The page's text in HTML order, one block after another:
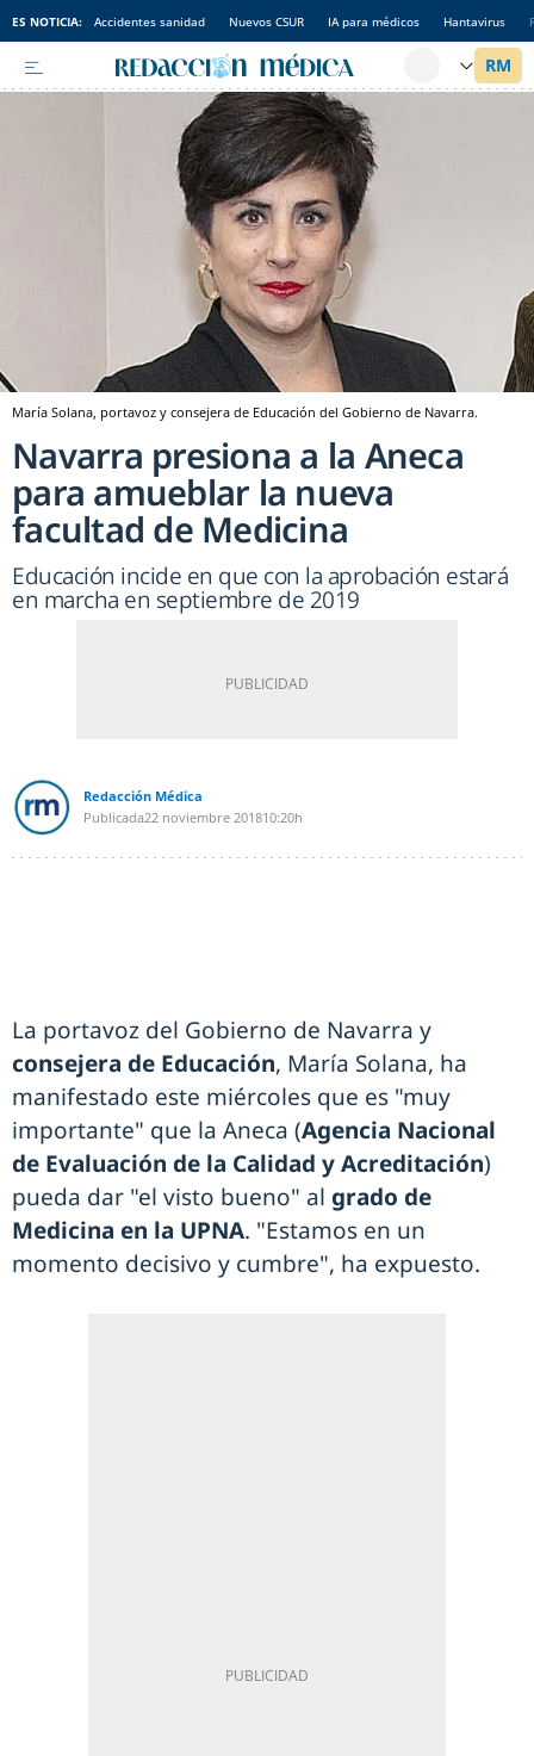
ES NOTICIA: Accidentes sanidad Nuevos CSUR IA para médicos Hantavirus
María Solana, portavoz y consejera de Educación del Gobierno de Navarra.
Navarra presiona a la Aneca
para amueblar la nueva
facultad de Medicina
Educación incide en que con la aprobación estará
en marcha en septiembre de 2019
Redacción Médica
Publicada22 noviembre 201810:20h
La portavoz del Gobierno de Navarra y
consejera de Educación, María Solana, ha
manifestado este miércoles que es "muy
importante" que la Aneca (Agencia Nacional
de Evaluación de la Calidad y Acreditación)
pueda dar "el visto bueno" al grado de
Medicina en la UPNA. "Estamos en un
momento decisivo y cumbre", ha expuesto.